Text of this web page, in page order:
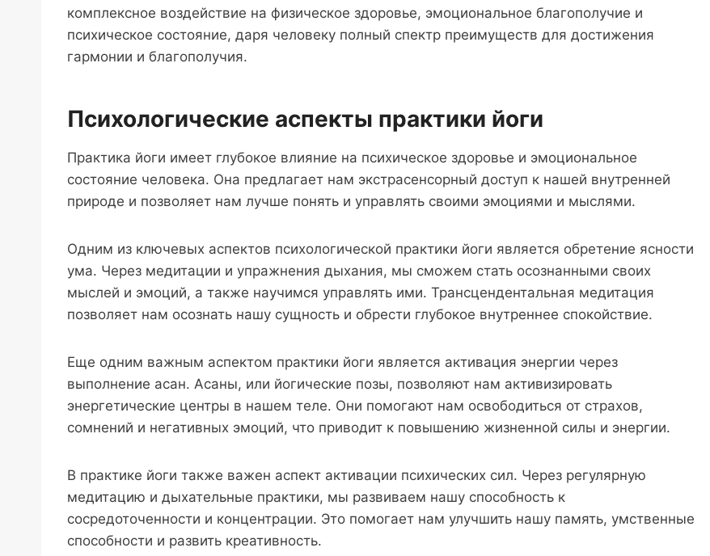
комплексное воздействие на физическое здоровье, эмоциональное благополучие и
психическое состояние, даря человеку полный спектр преимуществ для достижения
гармонии и благополучия.
Психологические аспекты практики йоги
Практика йоги имеет глубокое влияние на психическое здоровье и эмоциональное
состояние человека. Она предлагает нам экстрасенсорный доступ к нашей внутренней
природе и позволяет нам лучше понять и управлять своими эмоциями и мыслями.
Одним из ключевых аспектов психологической практики йоги является обретение ясности
ума. Через медитации и упражнения дыхания, мы сможем стать осознанными своих
мыслей и эмоций, а также научимся управлять ими. Трансцендентальная медитация
позволяет нам осознать нашу сущность и обрести глубокое внутреннее спокойствие.
Еще одним важным аспектом практики йоги является активация энергии через
выполнение асан. Асаны, или йогические позы, позволяют нам активизировать
энергетические центры в нашем теле. Они помогают нам освободиться от страхов,
сомнений и негативных эмоций, что приводит к повышению жизненной силы и энергии.
В практике йоги также важен аспект активации психических сил. Через регулярную
медитацию и дыхательные практики, мы развиваем нашу способность к
сосредоточенности и концентрации. Это помогает нам улучшить нашу память, умственные
способности и развить креативность.